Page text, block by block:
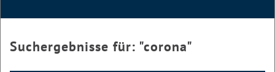
Suchergebnisse für: "corona"